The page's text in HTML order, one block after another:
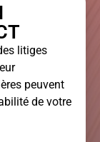
litiges
peuvent
de votre